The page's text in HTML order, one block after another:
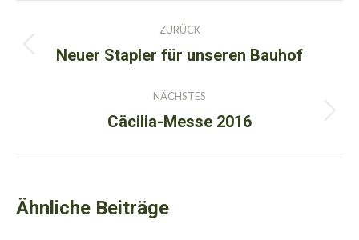
Kommentarnavigation
ZURÜCK
Vorheriger
Neuer Stapler für unseren Bauhof
NÄCHSTES
Nächster
Cäcilia-Messe 2016
Ähnliche Beiträge